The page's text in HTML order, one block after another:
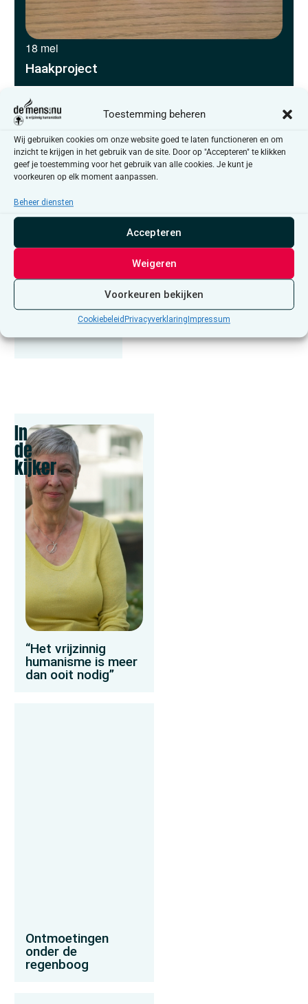
Toestemming beheren
Wij gebruiken cookies om onze website goed te laten functioneren en om
inzicht te krijgen in het gebruik van de site. Door op "Accepteren" te klikken
geef je toestemming voor het gebruik van alle cookies. Je kunt je
voorkeuren op elk moment aanpassen.
Beheer diensten
Accepteren
Weigeren
Voorkeuren bekijken
Cookiebeleid Privacyverklaring Impressum
18 mei
Haakproject
Vorige 3 4 5 6 7 8
14
Blijf op de hoogte van de activiteiten
in Vlaams Brabant
schrijf me in
Waardenvol werk
In
de
kijker
“Het vrijzinnig
humanisme is meer
dan ooit nodig”
Ontmoetingen
onder de
regenboog